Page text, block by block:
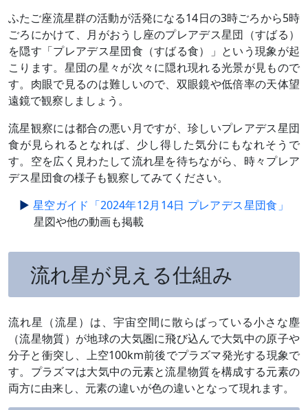
ふたご座流星群の活動が活発になる14日の3時ごろから5時
ごろにかけて、月がおうし座のプレアデス星団（すばる）
を隠す「プレアデス星団食（すばる食）」という現象が起
こります。星団の星々が次々に隠れ現れる光景が見もので
す。肉眼で見るのは難しいので、双眼鏡や低倍率の天体望
遠鏡で観察しましょう。
流星観察には都合の悪い月ですが、珍しいプレアデス星団
食が見られるとなれば、少し得した気分にもなれそうで
す。空を広く見わたして流れ星を待ちながら、時々プレア
デス星団食の様子も観察してみてください。
星空ガイド「2024年12月14日 プレアデス星団食」
星図や他の動画も掲載
流れ星が見える仕組み
流れ星（流星）は、宇宙空間に散らばっている小さな塵
（流星物質）が地球の大気圏に飛び込んで大気中の原子や
分子と衝突し、上空100km前後でプラズマ発光する現象で
す。プラズマは大気中の元素と流星物質を構成する元素の
両方に由来し、元素の違いが色の違いとなって現れます。